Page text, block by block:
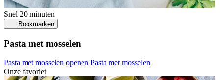
Snel 20 minuten
Bookmarken
Pasta met mosselen
Pasta met mosselen openen Pasta met mosselen
Onze favoriet